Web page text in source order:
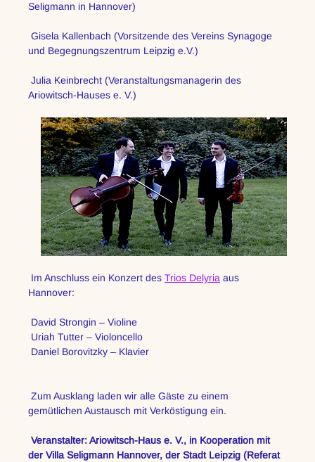
Seligmann in Hannover)
und Begegnungszentrum Leipzig e.V.)
Ariowitsch-Hauses e. V.)
Im Anschluss ein Konzert des Trios Delyria aus
Hannover:
David Strongin – Violine
Uriah Tutter – Violoncello
Daniel Borovitzky – Klavier
gemütlichen Austausch mit Verköstigung ein.
Veranstalter: Ariowitsch-Haus e. V., in Kooperation mit
der Villa Seligmann Hannover, der Stadt Leipzig (Referat